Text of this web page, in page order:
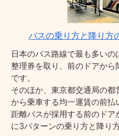
バスの乗り方と降り方
日本のバス路線で最も多い
整理券を取り、前のドアか
です。
そのほか、東京都交通局の
から乗車する均一運賃の前
距離バスが採用する前のド
に3パターンの乗り方と降り